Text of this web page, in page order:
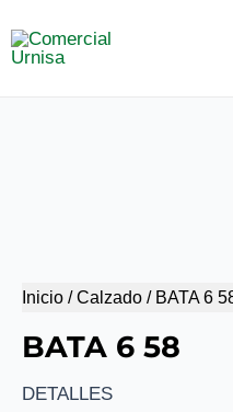
al
Inicio /Calzado / BATA 6
BATA 6 58
DETALLES